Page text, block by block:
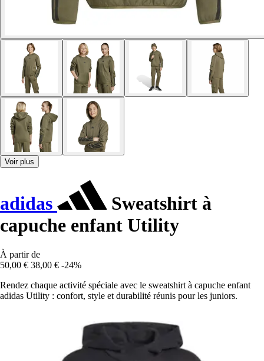
Voir plus
adidas
Sweatshirt à
capuche enfant Utility
À partir de
50,00 € 38,00 € -24%
Rendez chaque activité spéciale avec le sweatshirt à capuche enfant
adidas Utility : confort, style et durabilité réunis pour les juniors.